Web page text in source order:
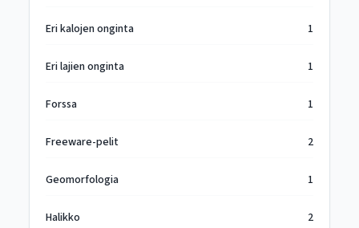
Eri kalojen onginta 1
Eri lajien onginta 1
Forssa 1
Freeware-pelit 2
Geomorfologia 1
Halikko 2